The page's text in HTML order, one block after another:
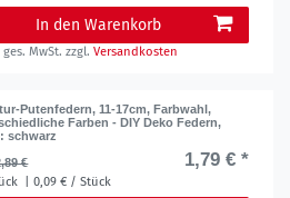
In den Warenkorb
MwSt. zzgl.Versandkosten
Putenfedern, 11-17cm, Farbwahl,
Farben - DIY Deko Federn,
schwarz
€
1,79 € *
| 0,09 € / Stück